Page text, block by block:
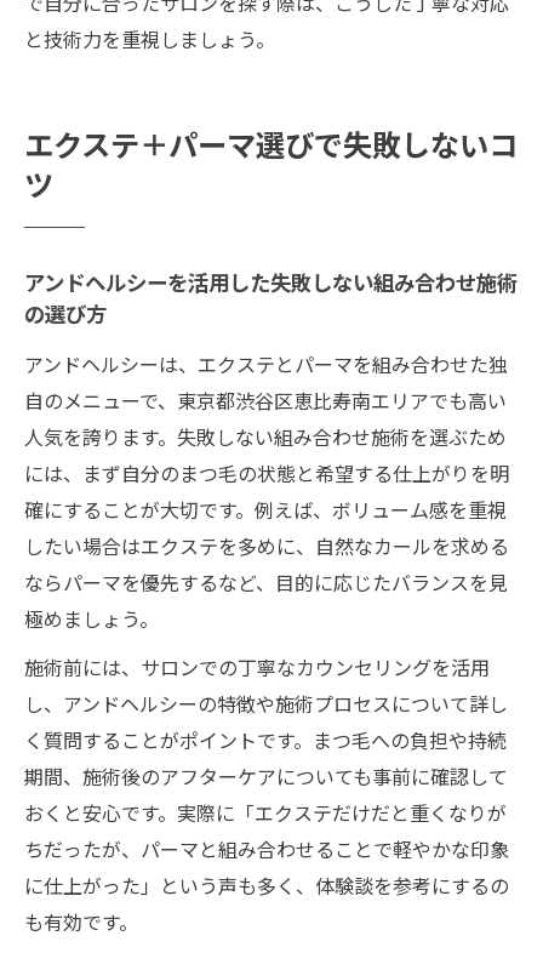
と技術力を重視しましょう。
エクステ＋パーマ選びで失敗しないコ
ツ
アンドヘルシーを活用した失敗しない組み合わせ施術
の選び方
アンドヘルシーは、エクステとパーマを組み合わせた独
自のメニューで、東京都渋谷区恵比寿南エリアでも高い
人気を誇ります。失敗しない組み合わせ施術を選ぶため
には、まず自分のまつ毛の状態と希望する仕上がりを明
確にすることが大切です。例えば、ボリューム感を重視
したい場合はエクステを多めに、自然なカールを求める
ならパーマを優先するなど、目的に応じたバランスを見
極めましょう。
施術前には、サロンでの丁寧なカウンセリングを活用
し、アンドヘルシーの特徴や施術プロセスについて詳し
く質問することがポイントです。まつ毛への負担や持続
期間、施術後のアフターケアについても事前に確認して
おくと安心です。実際に「エクステだけだと重くなりが
ちだったが、パーマと組み合わせることで軽やかな印象
に仕上がった」という声も多く、体験談を参考にするの
も有効です。